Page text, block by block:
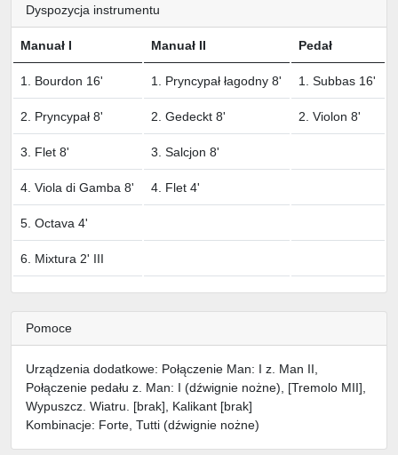
Dyspozycja instrumentu
Manuał I Manuał II Pedał
1. Bourdon 16' 1. Pryncypał łagodny 8' 1. Subbas 16'
2. Pryncypał 8' 2. Gedeckt 8' 2. Violon 8'
3. Flet 8' 3. Salcjon 8'
4. Viola di Gamba 8' 4. Flet 4'
5. Octava 4'
6. Mixtura 2' III
Pomoce
Urządzenia dodatkowe: Połączenie Man: I z. Man II,
Połączenie pedału z. Man: I (dźwignie nożne), [Tremolo MII],
Wypuszcz. Wiatru. [brak], Kalikant [brak]
Kombinacje: Forte, Tutti (dźwignie nożne)